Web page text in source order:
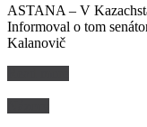
ASTANA – V
Informoval o tom
Kalanovič